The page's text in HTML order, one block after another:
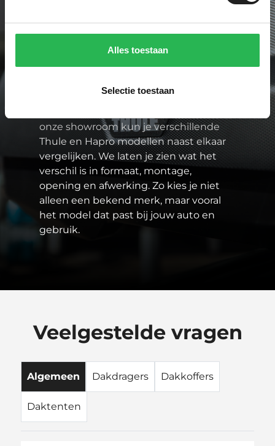
Alles toestaan
Selectie toestaan
Paddock One is specialist in sterke
merken waarbij pasvorm, veiligheid en
gebruiksgemak goed op elkaar
je waardevolle spullen op het dak
onze showroom kun je verschillende
Thule en Hapro modellen naast elkaar
vergelijken. We laten je zien wat het
verschil is in formaat, montage,
opening en afwerking. Zo kies je niet
alleen een bekend merk, maar vooral
het model dat past bij jouw auto en
gebruik.
Veelgestelde vragen
Algemeen Dakdragers Dakkoffers
Daktenten